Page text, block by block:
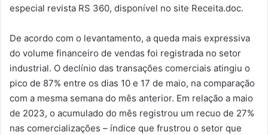
especial revista RS 360, disponível no site Receita.doc.
De acordo com o levantamento, a queda mais expressiva
do volume financeiro de vendas foi registrada no setor
industrial. O declínio das transações comerciais atingiu o
pico de 87% entre os dias 10 e 17 de maio, na comparação
com a mesma semana do mês anterior. Em relação a maio
de 2023, o acumulado do mês registrou um recuo de 27%
nas comercializações – índice que frustrou o setor que